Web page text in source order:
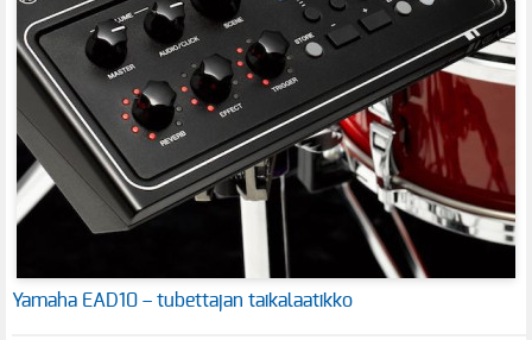
Yamaha EAD10 – tubettajan taikalaatikko